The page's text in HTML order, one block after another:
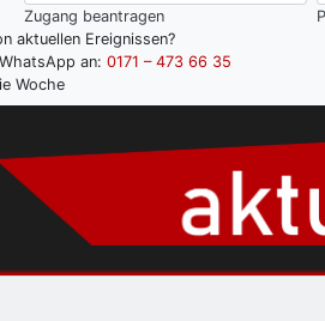
Zugang beantragen
aktuellen Ereignissen?
an: 0171 – 473 66 35
Woche